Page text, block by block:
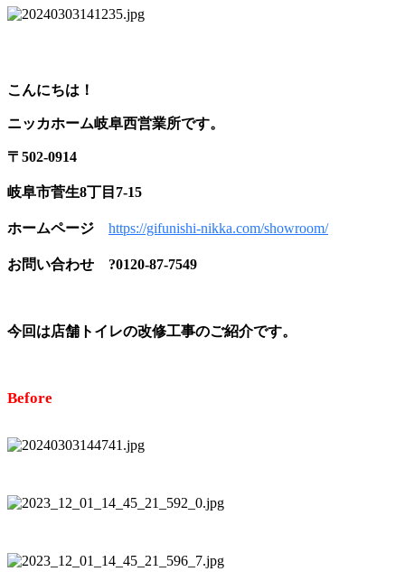
こんにちは！
ニッカホーム岐阜西営業所です。
〒 502-0914
岐阜市菅生8丁目 7-15
ホームページ https://gifunishi-nikka.com/showroom/
お問い合わせ ?0120-87-7549
今回は店舗トイレの改修工事のご紹介です。
Before